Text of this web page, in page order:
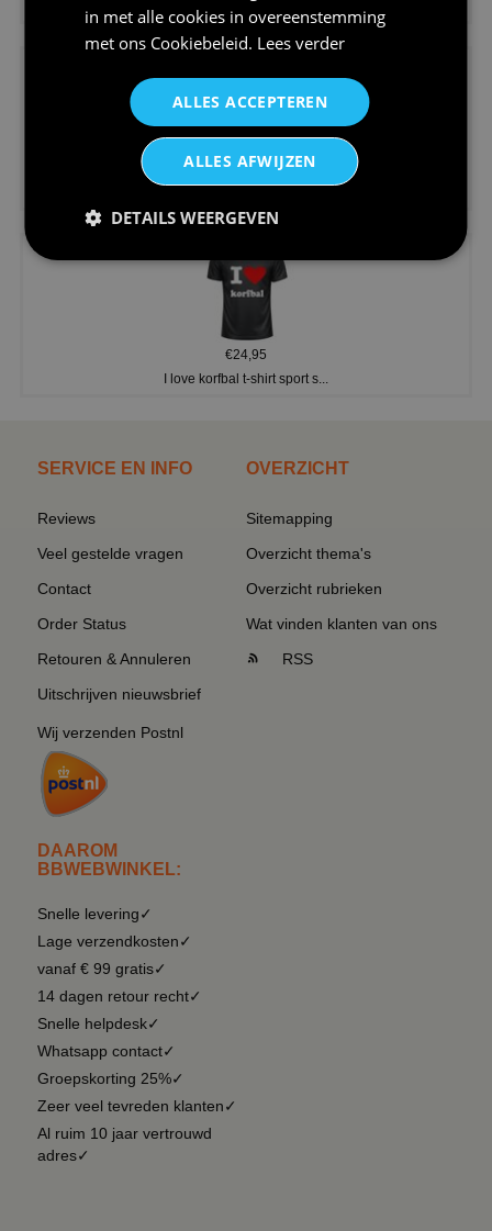
Koningsdag shirt heren v-hals ...
€24,95
€24,95
I love korfbal t-shirt sport s...
SERVICE EN INFO
Reviews
Veel gestelde vragen
Contact
Order Status
Retouren & Annuleren
Uitschrijven nieuwsbrief
Wij verzenden Postnl
DAAROM
BBWEBWINKEL:
Snelle levering✓
Lage verzendkosten✓
vanaf € 99 gratis✓
14 dagen retour recht✓
Snelle helpdesk✓
Whatsapp contact✓
Groepskorting 25%✓
Zeer veel tevreden klanten✓
Al ruim 10 jaar vertrouwd
adres✓
OVERZICHT
Sitemapping
Overzicht thema's
Overzicht rubrieken
Wat vinden klanten van ons
RSS
in met alle cookies in overeenstemming
met ons Cookiebeleid. Lees verder
ALLES ACCEPTEREN
ALLES AFWIJZEN
DETAILS WEERGEVEN